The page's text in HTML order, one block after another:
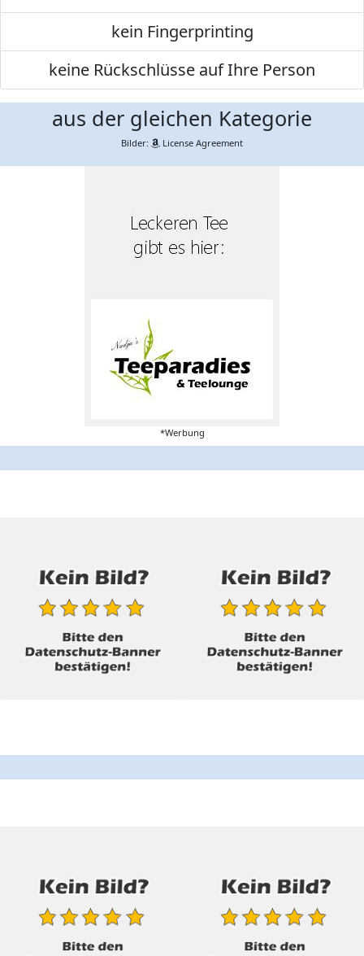
kein Fingerprinting
keine Rückschlüsse auf Ihre Person
aus der gleichen Kategorie
Bilder: License Agreement
*Werbung